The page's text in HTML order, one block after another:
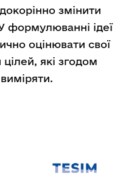
змінити
формулюванні ідеї
оцінювати свої
які згодом